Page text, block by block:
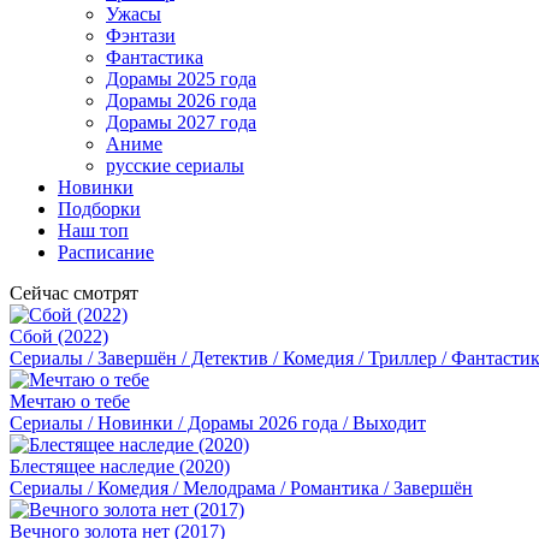
Ужасы
Фэнтази
Фантастика
Дорамы 2025 года
Дорамы 2026 года
Дорамы 2027 года
Аниме
русские сериалы
Новинки
Подборки
Наш топ
Расписание
Сейчас смотрят
Сбой (2022)
Сериалы / Завершён / Детектив / Комедия / Триллер /
Мечтаю о тебе
Сериалы / Новинки / Дорамы 2026 года / Выходит
Блестящее наследие (2020)
Сериалы / Комедия / Мелодрама / Романтика / Завершён
Вечного золота нет (2017)